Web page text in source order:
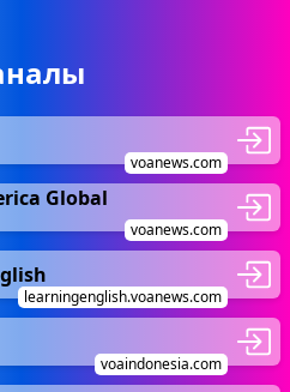
voanews.com
Global
voanews.com
learningenglish.voanews.com
voaindonesia.com